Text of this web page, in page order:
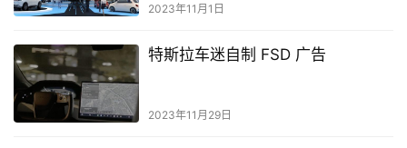
2023年11月1日
特斯拉车迷自制 FSD 广告
2023年11月29日